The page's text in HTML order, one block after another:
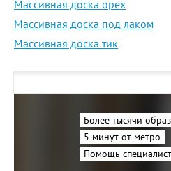
Массивная доска орех
Массивная доска под лаком
Массивная доска тик
Более тысячи
5 минут от метро
Помощь